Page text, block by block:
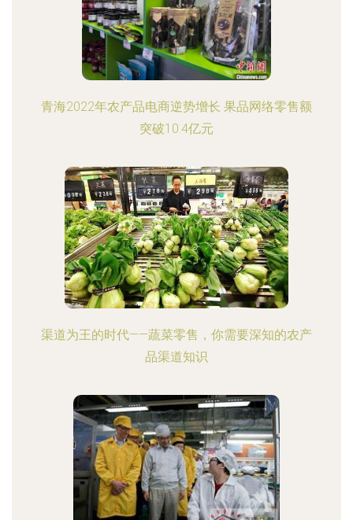
青海2022年农产品电商逆势增长 果品网络零售额
突破10.4亿元
渠道为王的时代——蔬菜零售，你需要深知的农产
品渠道知识